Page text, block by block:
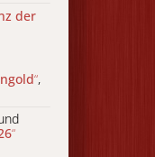
der
“,
“